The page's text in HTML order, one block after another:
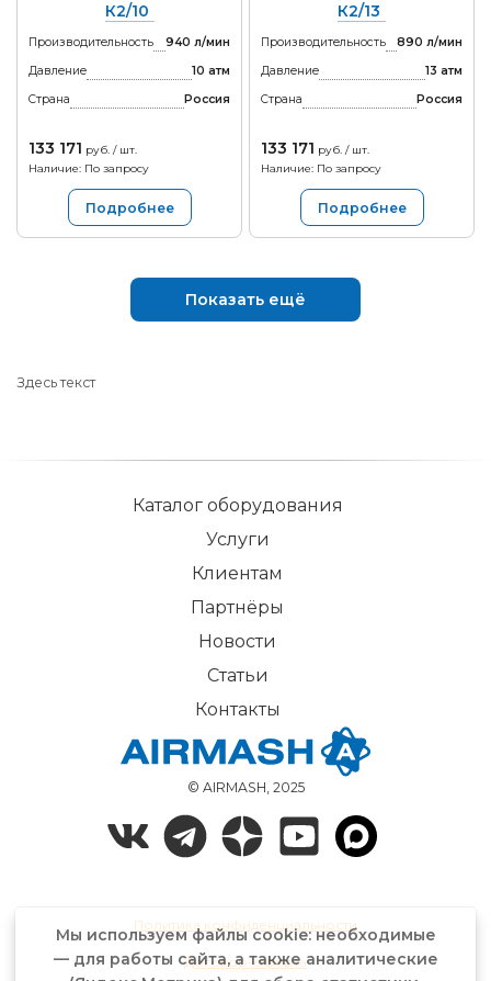
К2/10
Производительность
940 л/мин
Давление
10 атм
Страна
Россия
133 171 руб. / шт.
Наличие: По запросу
Подробнее
К2/13
Производительность
890 л/мин
Давление
13 атм
Страна
Россия
133 171 руб. / шт.
Наличие: По запросу
Подробнее
Показать ещё
Здесь текст
© AIRMASH, 2025
Каталог оборудования
Услуги
Клиентам
Партнёры
Новости
Статьи
Контакты
Политика конфиденциальности
Договор-оферта
Мы используем файлы cookie: необходимые
— для работы сайта, а также аналитические